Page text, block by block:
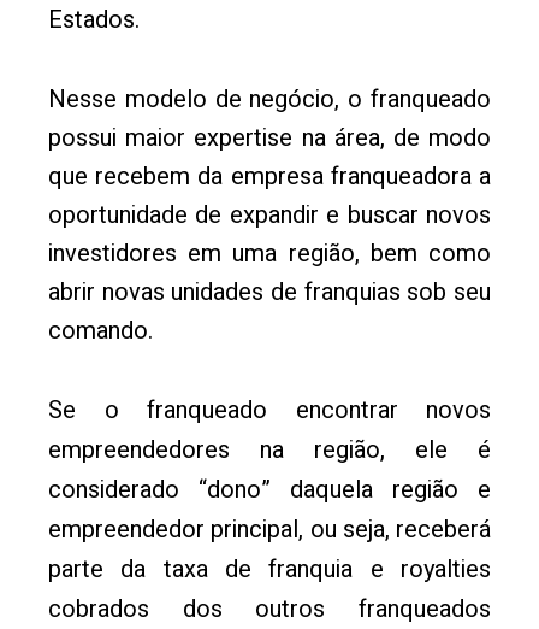
Estados.
Nesse modelo de negócio, o franqueado
possui maior expertise na área, de modo
que recebem da empresa franqueadora a
oportunidade de expandir e buscar novos
investidores em uma região, bem como
abrir novas unidades de franquias sob seu
comando.
Se o franqueado encontrar novos
empreendedores na região, ele é
considerado “dono” daquela região e
empreendedor principal, ou seja, receberá
parte da taxa de franquia e royalties
cobrados dos outros franqueados